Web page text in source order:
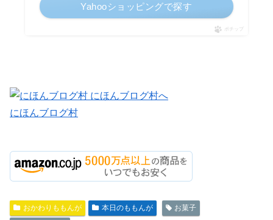
Yahooショッピングで探す
ポチップ
にほんブログ村
おかわりももんが 本日のももんが
お菓子